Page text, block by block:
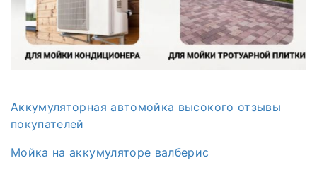
Аккумуляторная автомойка высокого отзывы
покупателей
Мойка на аккумуляторе валберис